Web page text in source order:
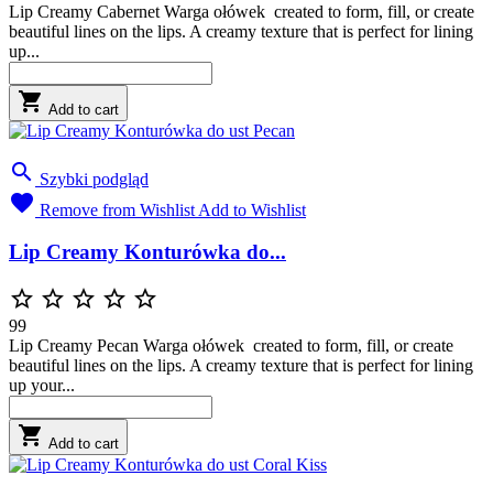
Lip Creamy Cabernet Warga ołówek created to form, fill, or create
beautiful lines on the lips. A creamy texture that is perfect for lining
up...
 Add to cart
 Szybki podgląd
 Remove from Wishlist Add to Wishlist
Lip Creamy Konturówka do...
    
99
Lip Creamy Pecan Warga ołówek created to form, fill, or create
beautiful lines on the lips. A creamy texture that is perfect for lining
up your...
 Add to cart